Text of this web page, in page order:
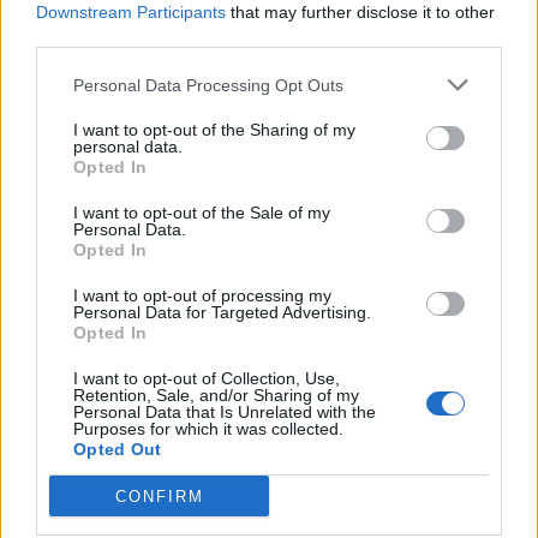
Downstream Participants that may further disclose it to other
Personal Data Processing Opt Outs
I want to opt-out of the Sharing of my
personal data.
Opted In
I want to opt-out of the Sale of my
Personal Data.
Opted In
I want to opt-out of processing my
Personal Data for Targeted Advertising.
Opted In
I want to opt-out of Collection, Use,
Retention, Sale, and/or Sharing of my
Personal Data that Is Unrelated with the
Purposes for which it was collected.
Opted Out
CONFIRM
Δυτική Μάνη: Συνεχίζονται οι
Art Doc Festival
05/08/2026 20:32